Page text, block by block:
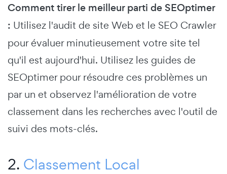
Comment tirer le meilleur parti de SEOptimer
: Utilisez l'audit de site Web et le SEO Crawler
pour évaluer minutieusement votre site tel
qu'il est aujourd'hui. Utilisez les guides de
SEOptimer pour résoudre ces problèmes un
par un et observez l'amélioration de votre
classement dans les recherches avec l'outil de
suivi des mots-clés.
2. Classement Local